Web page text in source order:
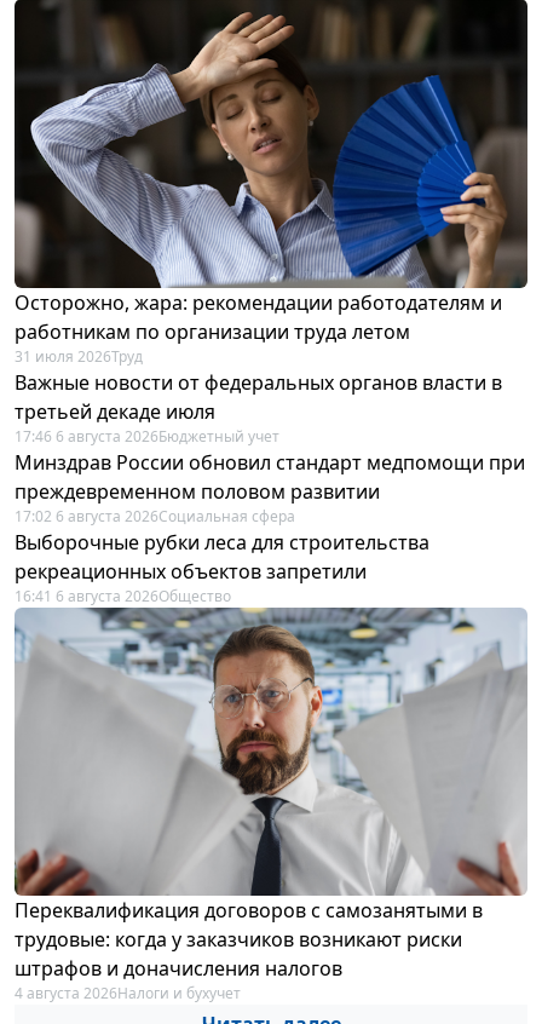
Осторожно, жара: рекомендации работодателям и
работникам по организации труда летом
31 июля 2026Труд
Важные новости от федеральных органов власти в
третьей декаде июля
17:46 6 августа 2026Бюджетный учет
Минздрав России обновил стандарт медпомощи при
преждевременном половом развитии
17:02 6 августа 2026Социальная сфера
Выборочные рубки леса для строительства
рекреационных объектов запретили
16:41 6 августа 2026Общество
Переквалификация договоров с самозанятыми в
трудовые: когда у заказчиков возникают риски
штрафов и доначисления налогов
4 августа 2026Налоги и бухучет